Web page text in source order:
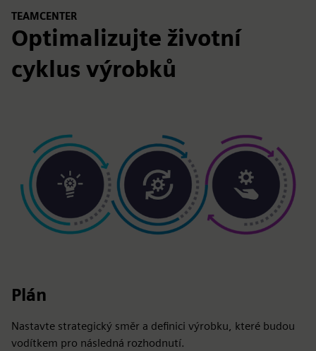
TEAMCENTER
Optimalizujte životní
cyklus výrobků
Plán
Nastavte strategický směr a definici výrobku, které budou
vodítkem pro následná rozhodnutí.